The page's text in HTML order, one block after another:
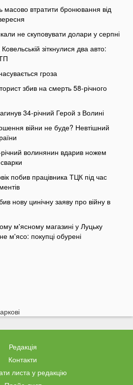
масово втратити бронювання від
не скуповувати долари у серпні
зіткнулися два авто:
гроза
збив на смерть 58-річного
34-річний Герой з Волині
війни не буде? Невтішний
волинянин вдарив ножем
побив працівника ТЦК під час
нову цинічну заяву про війну в
м'ясному магазині у Луцьку
м'ясо: покупці обурені
він тут робить
забрати частину пенсії: у ПФУ
попередження
Редакція
Контакти
листа у редакцію